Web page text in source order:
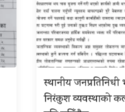
स्थानीय जनप्रतिनिधी
निरंकुश व्यवस्थाको